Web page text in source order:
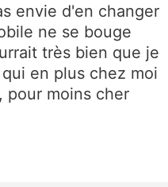
envie d'en changer
ne se bouge
très bien que je
en plus chez moi
pour moins cher